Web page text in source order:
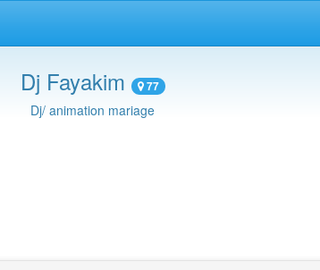
Dj Fayakim 77
Dj/ animation mariage